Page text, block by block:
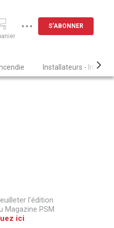
S'ABONNER
Installateurs -
l'édition
Magazine PSM
ici.